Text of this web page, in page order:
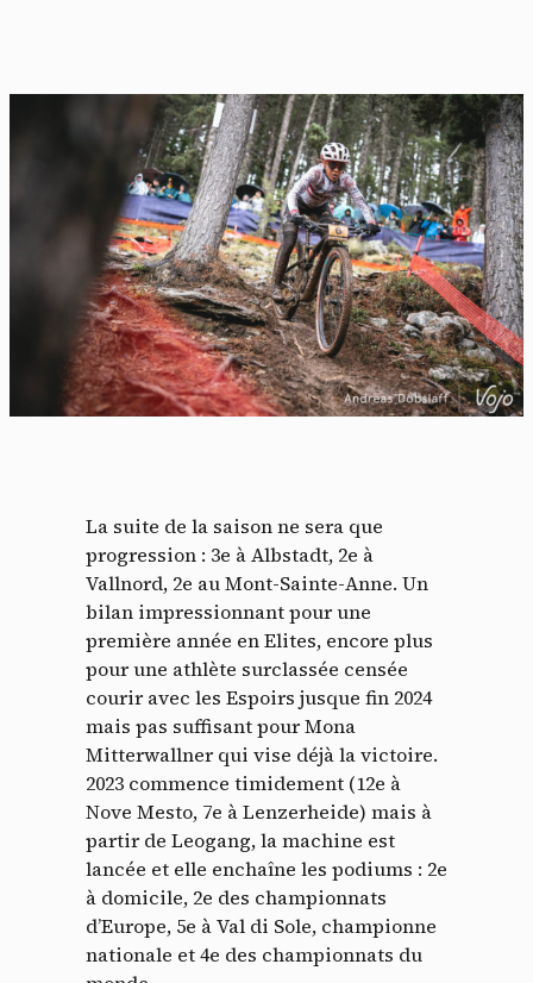
La suite de la saison ne sera que
progression : 3e à Albstadt, 2e à
Vallnord, 2e au Mont-Sainte-Anne. Un
bilan impressionnant pour une
première année en Elites, encore plus
pour une athlète surclassée censée
courir avec les Espoirs jusque fin 2024
mais pas suffisant pour Mona
Mitterwallner qui vise déjà la victoire.
2023 commence timidement (12e à
Nove Mesto, 7e à Lenzerheide) mais à
partir de Leogang, la machine est
lancée et elle enchaîne les podiums : 2e
à domicile, 2e des championnats
d’Europe, 5e à Val di Sole, championne
nationale et 4e des championnats du